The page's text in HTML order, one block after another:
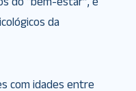
da
com idades entre